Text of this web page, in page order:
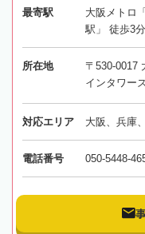
最寄駅
大阪メトロ
駅」 徒歩3
所在地
〒530-0017
インタワー
対応エリア 大阪、兵庫
電話番号 050-5448-